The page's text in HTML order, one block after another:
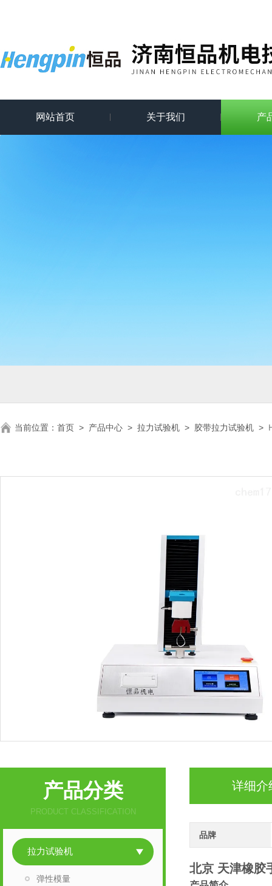
网站首页 关于我们 产
当前位置： 首页 > 产品中心 > 拉力试验机 > 胶带拉力试验机 >
详细介
品牌
北京 天津橡胶
产品分类
PRODUCT CLASSIFICATION
拉力试验机
弹性模量